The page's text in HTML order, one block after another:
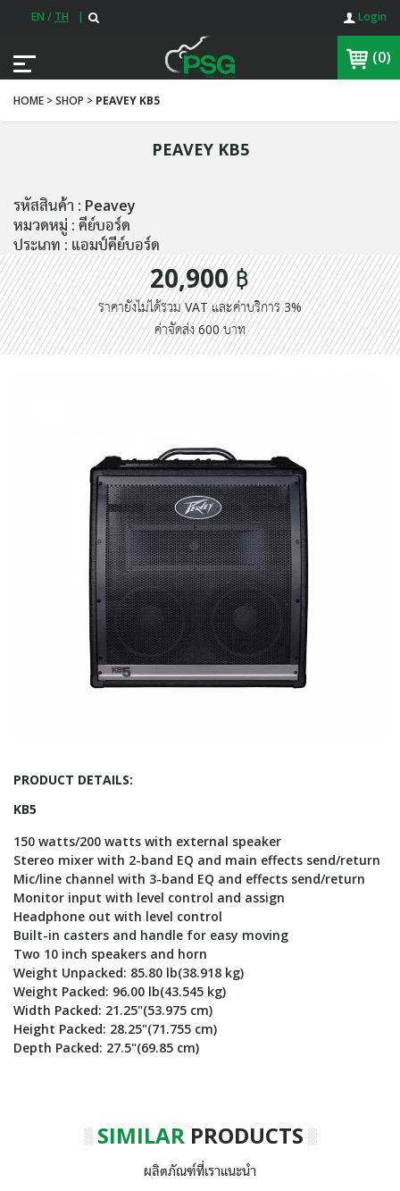
EN / TH | Login
(0)
HOME > SHOP > PEAVEY KB5
PEAVEY KB5
รหัสสินค้า : Peavey
หมวดหมู่ : คีย์บอร์ด
ประเภท : แอมป์คีย์บอร์ด
20,900 ฿
ราคายังไม่ได้รวม VAT และค่าบริการ 3%
ค่าจัดส่ง 600 บาท
PRODUCT DETAILS:
KB5
150 watts/200 watts with external speaker
Stereo mixer with 2-band EQ and main effects send/return
Mic/line channel with 3-band EQ and effects send/return
Monitor input with level control and assign
Headphone out with level control
Built-in casters and handle for easy moving
Two 10 inch speakers and horn
Weight Unpacked: 85.80 lb(38.918 kg)
Weight Packed: 96.00 lb(43.545 kg)
Width Packed: 21.25"(53.975 cm)
Height Packed: 28.25"(71.755 cm)
Depth Packed: 27.5"(69.85 cm)
SIMILARPRODUCTS
ผลิตภัณฑ์ที่เราแนะนำ